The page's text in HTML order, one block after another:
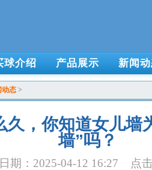
球介绍 产品展示 新闻
动态 >
久，你知道女儿墙
墙”吗？
期：2025-04-12 16:27 点